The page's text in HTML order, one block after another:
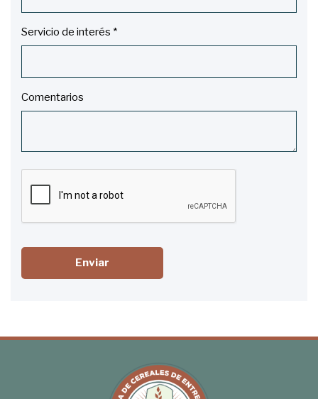
Servicio de interés *
Comentarios
Enviar